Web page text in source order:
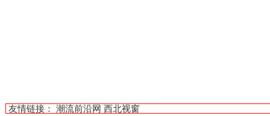
友情链接： 潮流前沿网 西北视窗